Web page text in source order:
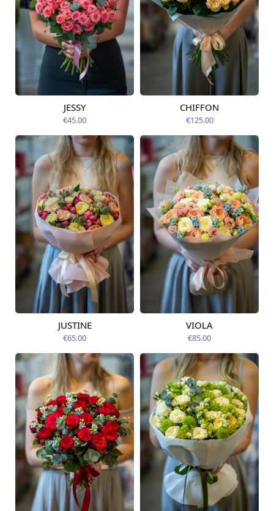
Pieejams šodien
JESSY
€45.00
Pieejams šodien
CHIFFON
€125.00
Pieejama no
09.08.2026
JUSTINE
€65.00
Pieejams šodien
VIOLA
€85.00